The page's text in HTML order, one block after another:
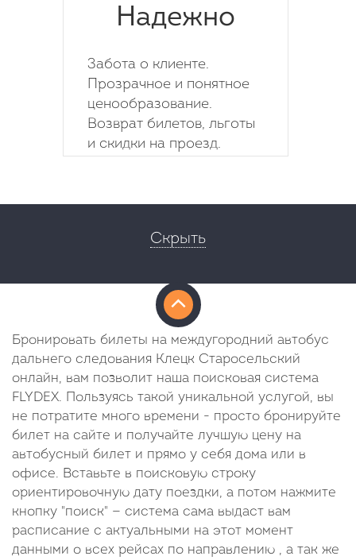
Надежно
Забота о клиенте.
Прозрачное и понятное
ценообразование.
Возврат билетов, льготы
и скидки на проезд.
Скрыть
Бронировать билеты на междугородний автобус
дальнего следования Клецк Старосельский
онлайн, вам позволит наша поисковая система
FLYDEX. Пользуясь такой уникальной услугой, вы
не потратите много времени - просто бронируйте
билет на сайте и получайте лучшую цену на
автобусный билет и прямо у себя дома или в
офисе. Вставьте в поисковую строку
ориентировочную дату поездки, а потом нажмите
кнопку "поиск" — система сама выдаст вам
расписание с актуальными на этот момент
данными о всех рейсах по направлению , а так же